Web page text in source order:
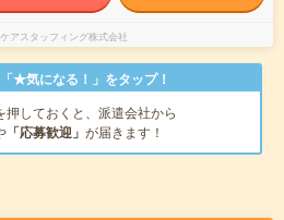
ケアスタッフィング株式会社
★気になる！」をタップ！
押しておくと、派遣会社から
「応募歓迎」 が届きます！